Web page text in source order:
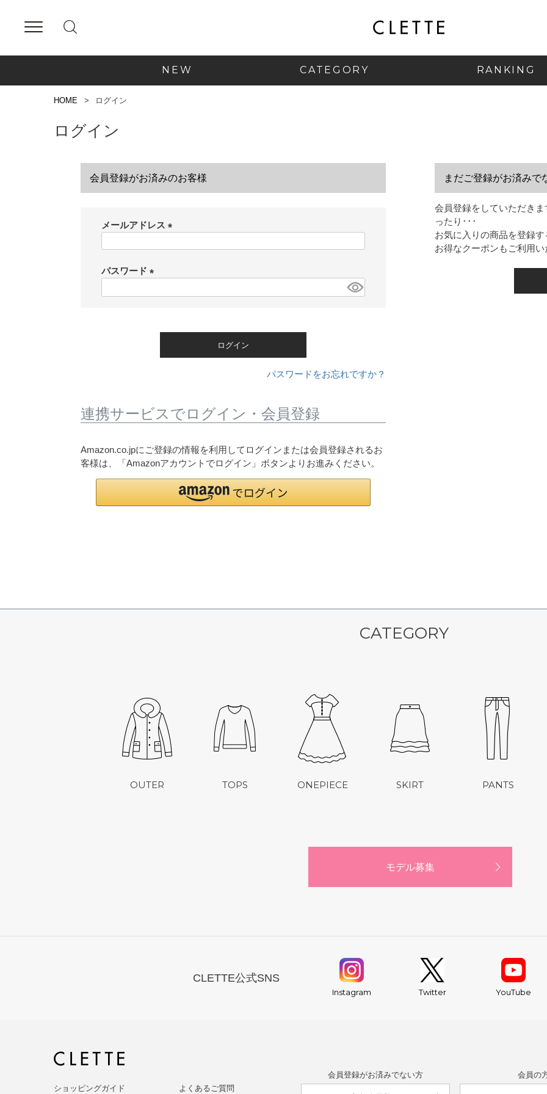
NEW CATEGORY RANKING
HOME ログイン
ログイン
会員登録がお済みのお客様
メールアドレス
パスワード
ログイン
パスワードをお忘れですか？
連携サービスでログイン・会員登録
Amazon.co.jpにご登録の情報を利用してログインまたは会員登録されるお
客様は、「Amazonアカウントでログイン」ボタンよりお進みください。
まだご登録がお済みで
会員登録をしていただき
ったり･･･
お気に入りの商品を登録
お得なクーポンもご利用
CATEGORY
OUTER TOPS ONEPIECE SKIRT PANTS
モデル募集
CLETTE公式SNS
Instagram Twitter YouTube
会員登録がお済みでない方 会員の
ショッピングガイド よくあるご質問